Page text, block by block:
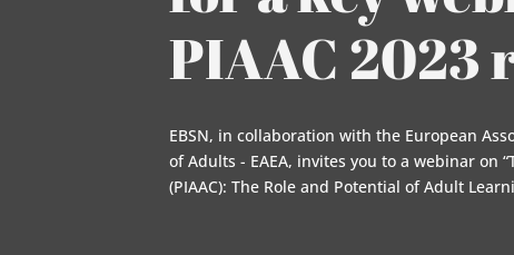
PIAAC 2023
EBSN, in collaboration with the European
of Adults - EAEA, invites you to a webinar on
(PIAAC): The Role and Potential of Adult